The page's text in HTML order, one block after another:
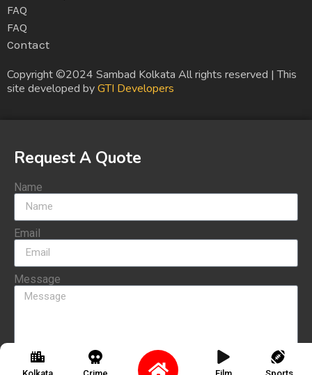
FAQ
FAQ
Contact
Copyright ©2024 Sambad Kolkata All rights reserved | This
site developed byGTI Developers
Request A Quote
Name
Email
Message